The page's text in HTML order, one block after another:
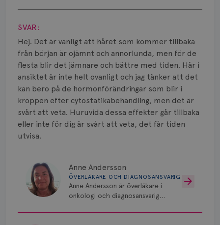
Visa svar
SVAR:
Hej. Det är vanligt att håret som kommer tillbaka
från början är ojämnt och annorlunda, men för de
flesta blir det jämnare och bättre med tiden. Hår i
ansiktet är inte helt ovanligt och jag tänker att det
kan bero på de hormonförändringar som blir i
kroppen efter cytostatikabehandling, men det är
svårt att veta. Huruvida dessa effekter går tillbaka
eller inte för dig är svårt att veta, det får tiden
utvisa.
Anne Andersson
ÖVERLÄKARE OCH DIAGNOSANSVARIG
Anne Andersson är överläkare i
onkologi och diagnosansvarig
Universitetssjukhus i Umeå.